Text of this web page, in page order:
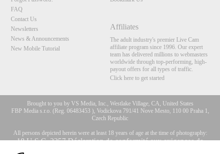
FAQ
Contact Us
Newsletters
News & Announcements
New Mobile Tutorial
Affiliates
The adult industry's premier Live Cam
affiliate program since 1996. Our expert
team has delivered millions to webmasters
worldwide through top-performing, high-
payout offers for all types of traffic.
Click here to get started
Brought to you by VS Media, Inc., Westlake Village, CA, United States
FBP Media s.r.o. (Reg. 06483453 ), Vodickova 791/41 Nove Mesto, 110 00 Praha 1,
Czech Republic
All persons depicted herein were at least 18 years of age at the time of photography:
18 U.S.C. 2257 Déclaration de conformité aux exigences de
10:00